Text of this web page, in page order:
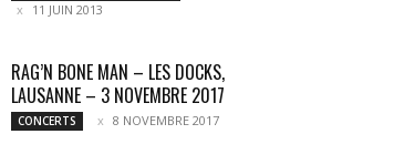
11 JUIN 2013
RAG’N BONE MAN – LES DOCKS,
LAUSANNE – 3 NOVEMBRE 2017
CONCERTS 8 NOVEMBRE 2017